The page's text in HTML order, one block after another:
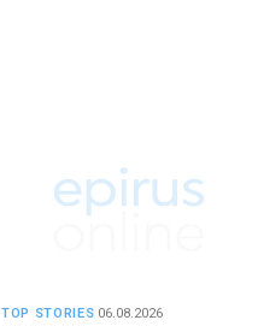
TOP STORIES 06.08.2026